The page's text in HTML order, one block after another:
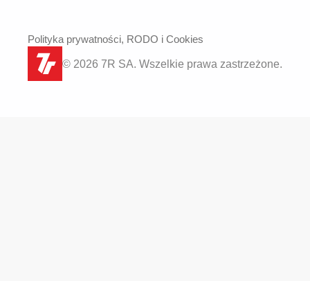
© 2026 7R SA. Wszelkie prawa zastrzeżone.
Polityka prywatności, RODO i Cookies